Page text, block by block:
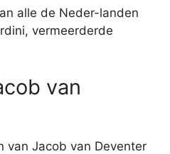
alle de Neder-landen
vermeerderde
van
van Jacob van Deventer